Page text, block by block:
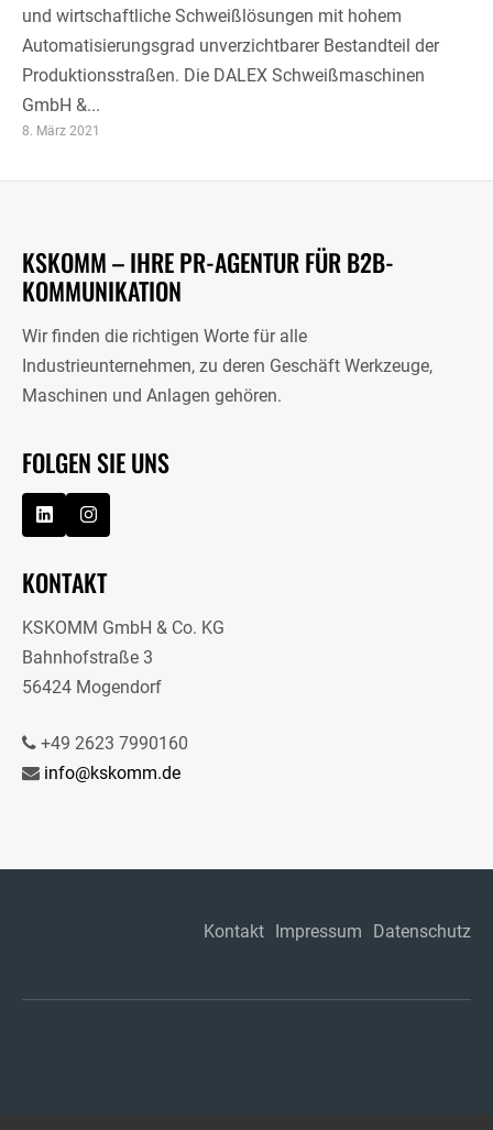
und wirtschaftliche Schweißlösungen mit hohem
Automatisierungsgrad unverzichtbarer Bestandteil der
Produktionsstraßen. Die DALEX Schweißmaschinen
GmbH &...
8. März 2021
KSKOMM – IHRE PR-AGENTUR FÜR B2B-
KOMMUNIKATION
Wir finden die richtigen Worte für alle
Industrieunternehmen, zu deren Geschäft Werkzeuge,
Maschinen und Anlagen gehören.
FOLGEN SIE UNS
KONTAKT
KSKOMM GmbH & Co. KG
Bahnhofstraße 3
56424 Mogendorf
+49 2623 7990160
info@kskomm.de
Kontakt Impressum Datenschutz